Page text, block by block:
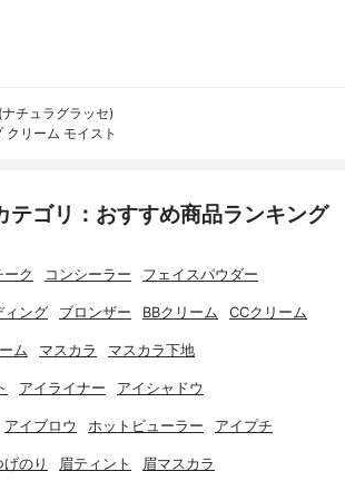
チュラグラッセ)
クリーム モイスト
テゴリ：おすすめ商品ランキング
ーク コンシーラー フェイスパウダー
ィング ブロンザー BBクリーム CCクリーム
ム マスカラ マスカラ下地
アイライナー アイシャドウ
アイブロウ ホットビューラー アイプチ
のり 眉ティント 眉マスカラ